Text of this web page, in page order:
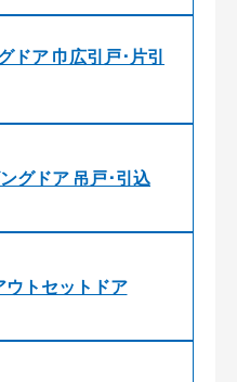
ドア 巾広引戸･片引
グドア 吊戸･引込
トセットドア